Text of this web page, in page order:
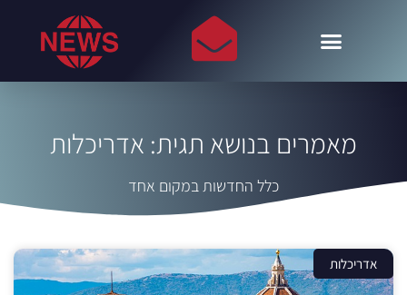
מאמרים בנושא תגית: אדריכלות
כלל החדשות במקום אחד
אדריכלות